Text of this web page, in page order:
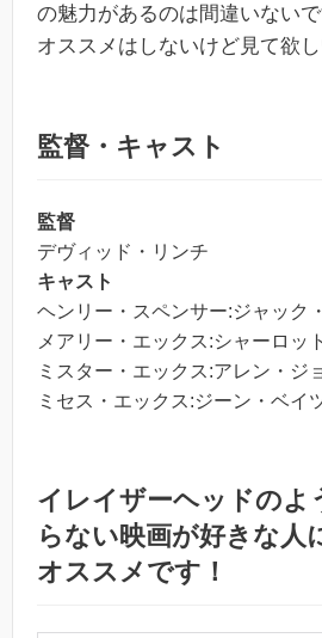
の魅力があるのは間違いないで
オススメはしないけど見て欲
監督・キャスト
監督
デヴィッド・リンチ
キャスト
ヘンリー・スペンサー:ジャック
メアリー・エックス:シャーロッ
ミスター・エックス:アレン・ジ
ミセス・エックス:ジーン・ベイ
イレイザーヘッドのよ
らない映画が好きな人
オススメです！